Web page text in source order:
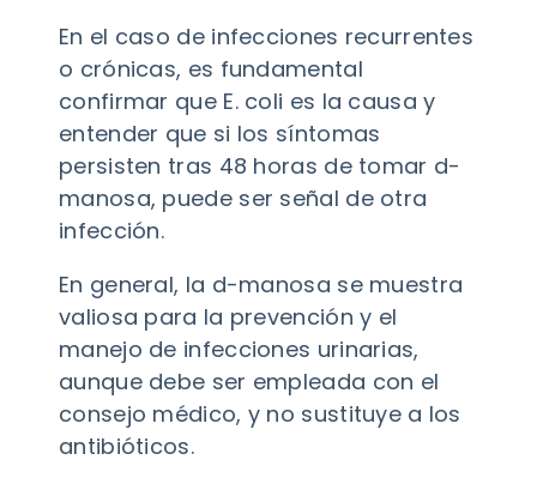
En el caso de infecciones recurrentes
o crónicas, es fundamental
confirmar que E. coli es la causa y
entender que si los síntomas
persisten tras 48 horas de tomar d-
manosa, puede ser señal de otra
infección.
En general, la d-manosa se muestra
valiosa para la prevención y el
manejo de infecciones urinarias,
aunque debe ser empleada con el
consejo médico, y no sustituye a los
antibióticos.